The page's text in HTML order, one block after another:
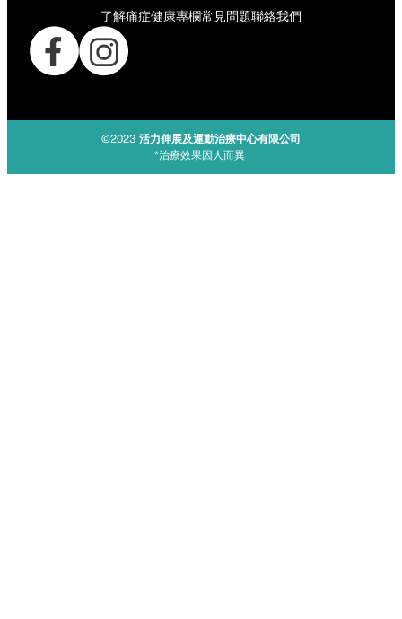
了解痛症健康專欄常見問題聯絡我們
©2023 活力伸展及運動治療中心有限公司
*治療效果因人而異